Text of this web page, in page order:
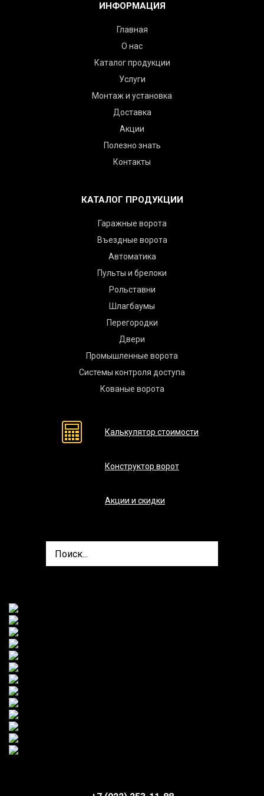
ИНФОРМАЦИЯ
Главная
О нас
Каталог продукции
Услуги
Монтаж и установка
Доставка
Акции
Полезно знать
Контакты
КАТАЛОГ ПРОДУКЦИИ
Гаражные ворота
Въездные ворота
Автоматика
Пульты и брелоки
Рольставни
Шлагбаумы
Перегородки
Двери
Промышленные ворота
Системы контроля доступа
Кованые ворота
Калькулятор стоимости
Конструктор ворот
Акции и скидки